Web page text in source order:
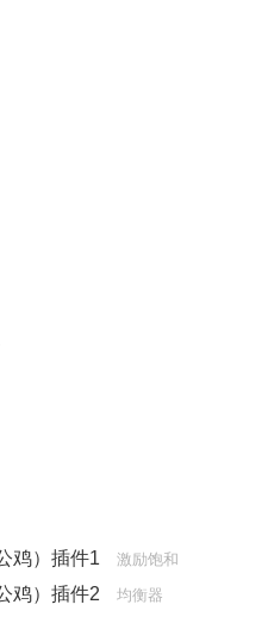
鸡）插件1
激励饱和
鸡）插件2 均衡器